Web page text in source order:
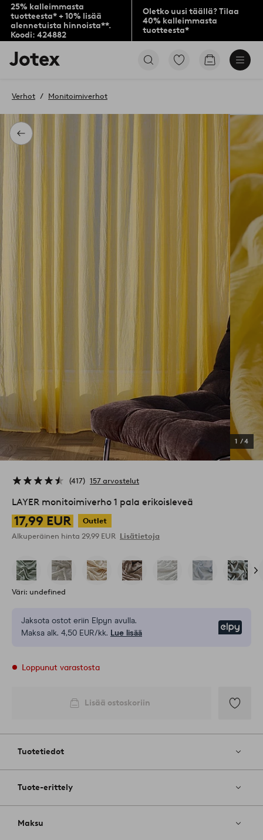
25% kalleimmasta
tuotteesta* + 10% lisää
alennetuista hinnoista**.
Koodi: 424882
Oletko uusi täällä? Tilaa
40% kalleimmasta
tuotteesta*
Jotex-
logo
aloitussivulle
Siirry
Siirry
Takaisin
Verhot Monitoimiverhot
1 /4
417 157 arvostelut
LAYER monitoimiverho 1 pala erikoisleveä
17,99 EUR
Outlet
Alkuperäinen hinta 29,99 EUR Lisätietoja
Väri: undefined
Jaksota ostot eriin Elpyn avulla.
Maksa alk. 4,50 EUR/kk. Lue lisää
Loppunut varastosta
Lisää ostoskoriin
Tuotetiedot
Tuote-erittely
Maksu